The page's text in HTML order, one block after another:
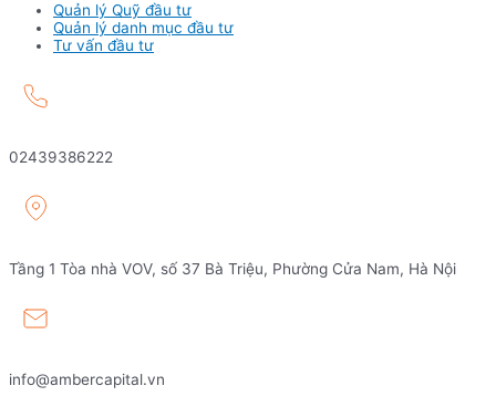
Quản lý Quỹ đầu tư
Quản lý danh mục đầu tư
Tư vấn đầu tư
02439386222
Tầng 1 Tòa nhà VOV, số 37 Bà Triệu, Phường Cửa Nam, Hà Nội
info@ambercapital.vn